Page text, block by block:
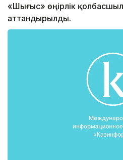
«Шығыс» өңірлік
аттандырылды.